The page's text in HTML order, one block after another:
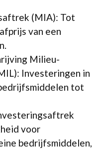
(MIA): Tot
van een
Milieu-
Investeringen in
tot
voor
bedrijfsmiddelen,